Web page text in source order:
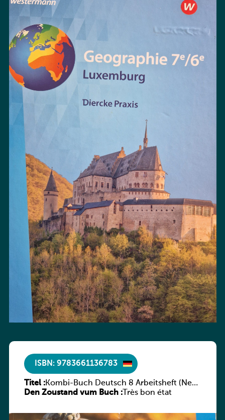
ISBN: 9783661136783
Titel :Kombi-Buch Deutsch 8 Arbeitsheft (Neue
Ausgabe Luxemburg)
Den Zoustand vum Buch :Très bon état